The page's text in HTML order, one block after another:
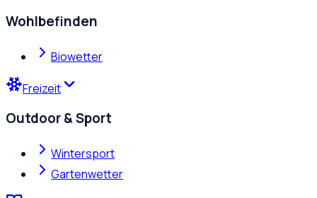
Wohlbefinden
Biowetter
Freizeit
Outdoor & Sport
Wintersport
Gartenwetter